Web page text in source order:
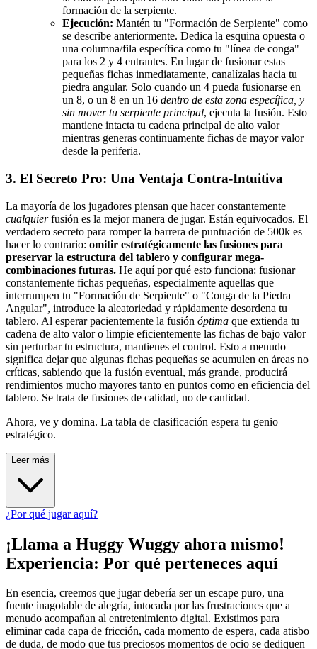
formación de la serpiente.
Ejecución: Mantén tu "Formación de Serpiente" como
se describe anteriormente. Dedica la esquina opuesta o
una columna/fila específica como tu "línea de conga"
para los 2 y 4 entrantes. En lugar de fusionar estas
pequeñas fichas inmediatamente, canalízalas hacia tu
piedra angular. Solo cuando un 4 pueda fusionarse en
un 8, o un 8 en un 16 dentro de esta zona específica, y
sin mover tu serpiente principal, ejecuta la fusión. Esto
mantiene intacta tu cadena principal de alto valor
mientras generas continuamente fichas de mayor valor
desde la periferia.
3. El Secreto Pro: Una Ventaja Contra-Intuitiva
La mayoría de los jugadores piensan que hacer constantemente
cualquierfusión es la mejor manera de jugar. Están equivocados. El
verdadero secreto para romper la barrera de puntuación de 500k es
hacer lo contrario: omitir estratégicamente las fusiones para
preservar la estructura del tablero y configurar mega-
combinaciones futuras. He aquí por qué esto funciona: fusionar
constantemente fichas pequeñas, especialmente aquellas que
interrumpen tu "Formación de Serpiente" o "Conga de la Piedra
Angular", introduce la aleatoriedad y rápidamente desordena tu
tablero. Al esperar pacientemente la fusión óptima que extienda tu
cadena de alto valor o limpie eficientemente las fichas de bajo valor
sin perturbar tu estructura, mantienes el control. Esto a menudo
significa dejar que algunas fichas pequeñas se acumulen en áreas no
críticas, sabiendo que la fusión eventual, más grande, producirá
rendimientos mucho mayores tanto en puntos como en eficiencia del
tablero. Se trata de fusiones de calidad, no de cantidad.
Ahora, ve y domina. La tabla de clasificación espera tu genio
estratégico.
Leer más
¿Por qué jugar aquí?
¡Llama a Huggy Wuggy ahora mismo!
Experiencia: Por qué perteneces aquí
En esencia, creemos que jugar debería ser un escape puro, una
fuente inagotable de alegría, intocada por las frustraciones que a
menudo acompañan al entretenimiento digital. Existimos para
eliminar cada capa de fricción, cada momento de espera, cada atisbo
de duda, de modo que tus preciosos momentos de ocio se dediquen